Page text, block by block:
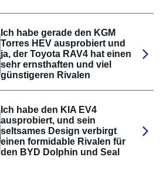
Ich habe gerade den KGM
Torres HEV ausprobiert und
ja, der Toyota RAV4 hat einen
sehr ernsthaften und viel
günstigeren Rivalen
Ich habe den KIA EV4
ausprobiert, und sein
seltsames Design verbirgt
einen formidable Rivalen für
den BYD Dolphin und Seal